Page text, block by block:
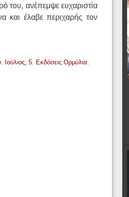
του, ανέπεμψε ευχαριστία
και έλαβε περιχαρής τον
5. Εκδόσεις Ορμύλια.